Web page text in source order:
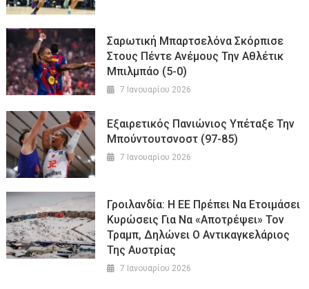
Σαρωτική Μπαρτσελόνα Σκόρπισε
Στους Πέντε Ανέμους Την Αθλέτικ
Μπιλμπάο (5-0)
7 Ιανουαρίου 2026
Εξαιρετικός Πανιώνιος Υπέταξε Την
Μπούντουτσνοστ (97-85)
7 Ιανουαρίου 2026
Γροιλανδία: Η ΕΕ Πρέπει Να Ετοιμάσει
Κυρώσεις Για Να «αποτρέψει» Τον
Τραμπ, Δηλώνει Ο Αντικαγκελάριος
Της Αυστρίας
7 Ιανουαρίου 2026